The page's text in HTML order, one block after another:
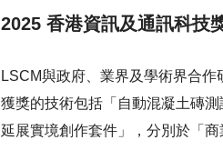
2025 香港資訊及通訊科技
LSCM與政府、業界及學術界合
獲獎的技術包括「自動混凝土磚
延展實境創作套件」，分別於「